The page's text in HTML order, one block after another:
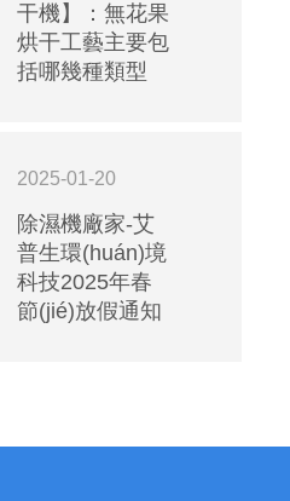
干機】：無花果
烘干工藝主要包
括哪幾種類型
2025-01-20
除濕機廠家-艾
普生環(huán)境
科技2025年春
節(jié)放假通知